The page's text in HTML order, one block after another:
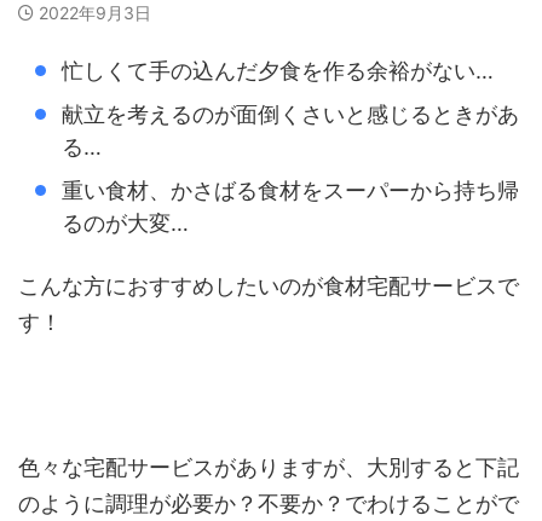
2022年9月3日
忙しくて手の込んだ夕食を作る余裕がない…
献立を考えるのが面倒くさいと感じるときがあ
る…
重い食材、かさばる食材をスーパーから持ち帰
るのが大変…
こんな方におすすめしたいのが食材宅配サービスで
す！
色々な宅配サービスがありますが、大別すると下記
のように調理が必要か？不要か？でわけることがで